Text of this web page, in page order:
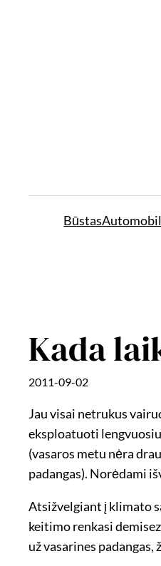
Būstas
Kada
2011-09-02
Jau visai netrukus
eksploatuoti
(vasaros metu nėra
padangas). Norėdami
Atsižvelgiant į klimato
keitimo renkasi
už vasarines